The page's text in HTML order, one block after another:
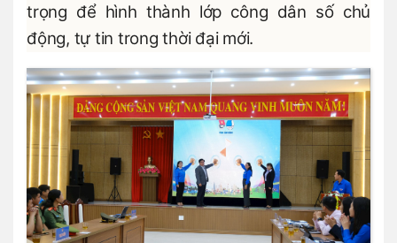
trọng để hình thành lớp công dân số chủ
động, tự tin trong thời đại mới.